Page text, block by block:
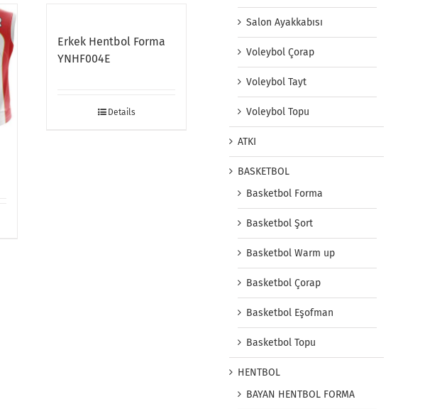
Erkek Hentbol Forma
YNHF004E
Details
Salon Ayakkabısı
Voleybol Çorap
Voleybol Tayt
Voleybol Topu
ATKI
BASKETBOL
Basketbol Forma
Basketbol Şort
Basketbol Warm up
Basketbol Çorap
Basketbol Eşofman
Basketbol Topu
HENTBOL
BAYAN HENTBOL FORMA